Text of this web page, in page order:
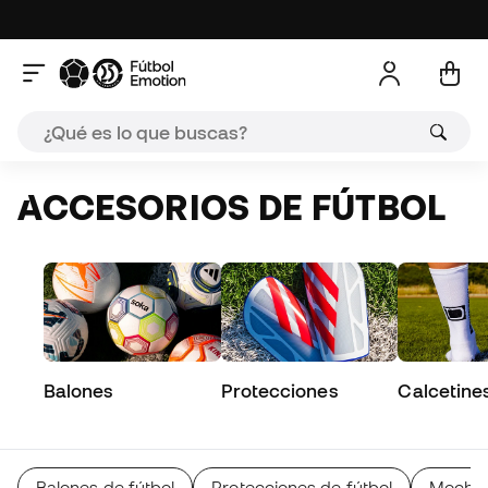
ACCESORIOS DE FÚTBOL
Balones Protecciones